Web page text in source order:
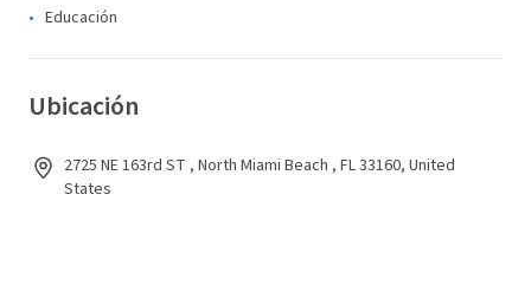
Educación
Ubicación
2725 NE 163rd ST , North Miami Beach , FL 33160, United
States